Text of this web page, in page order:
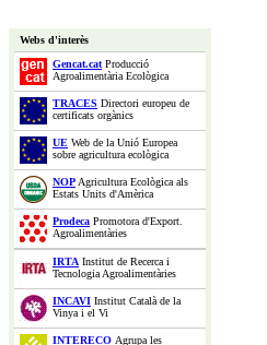
Webs d'interès
Gencat.catProducció
Agroalimentària Ecològica
TRACES Directori europeu de
certificats orgànics
UE Web de la Unió Europea
sobre agricultura ecològica
NOPAgricultura Ecològica als
Estats Units d'Amèrica
Prodeca Promotora d'Export.
Agroalimentàries
IRTA Institut de Recerca i
Tecnologia Agroalimentàries
INCAVI Institut Català de la
Vinya i el Vi
INTERECO Agrupa les